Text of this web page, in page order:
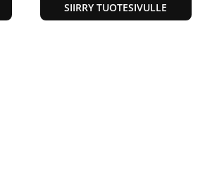
SIIRRY TUOTESIVULLE